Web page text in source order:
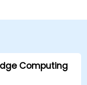
Computing